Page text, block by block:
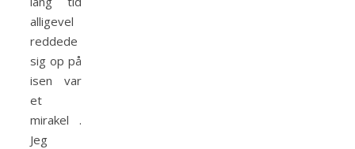
alligevel
reddede
sig op på
isen var
et
mirakel .
Jeg